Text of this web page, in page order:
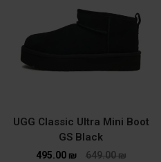
UGG Classic Ultra Mini Boot
GS Black
649.00₪
495.00 ₪